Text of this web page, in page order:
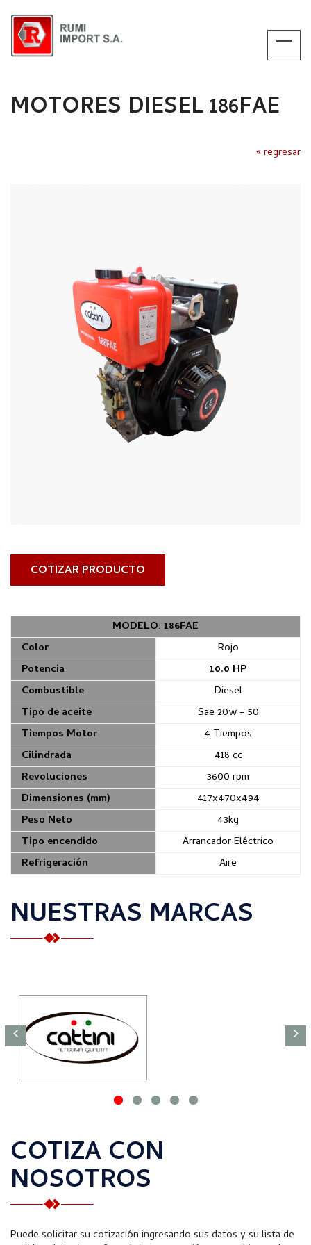
MOTORES DIESEL 186FAE
« regresar
COTIZAR PRODUCTO
MODELO: 186FAE
Color
Rojo
Potencia
10.0 HP
Combustible
Diesel
Tipo de aceite
Sae 20w – 50
Tiempos Motor
4 Tiempos
Cilindrada
418 cc
Revoluciones
3600 rpm
Dimensiones (mm)
417x470x494
Peso Neto
43kg
Tipo encendido
Arrancador Eléctrico
Refrigeración
Aire
NUESTRAS MARCAS
COTIZA CON
NOSOTROS
Puede solicitar su cotización ingresando sus datos y su lista de